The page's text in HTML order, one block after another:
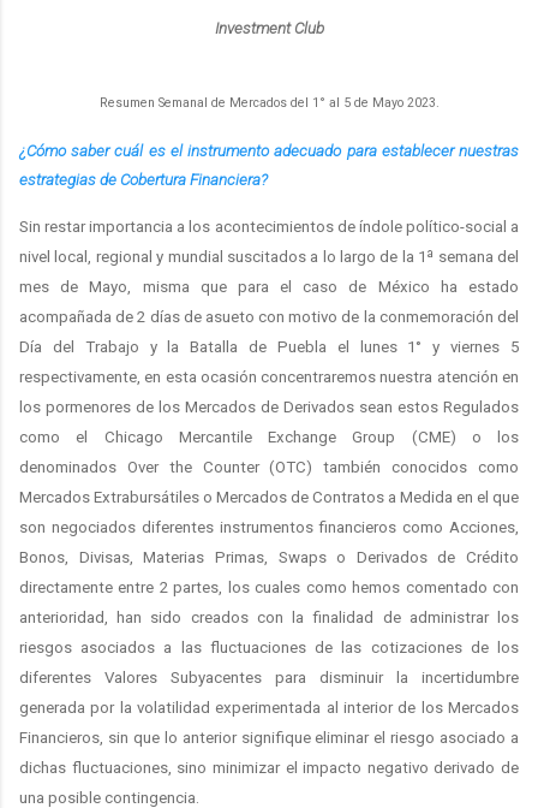
Investment Club
Resumen Semanal de Mercados del 1° al 5 de Mayo 2023.
¿Cómo saber cuál es el instrumento adecuado para establecer nuestras
estrategias de Cobertura Financiera?
Sin restar importancia a los acontecimientos de índole político-social a
nivel local, regional y mundial suscitados a lo largo de la 1ª semana del
mes de Mayo, misma que para el caso de México ha estado
acompañada de 2 días de asueto con motivo de la conmemoración del
Día del Trabajo y la Batalla de Puebla el lunes 1° y viernes 5
respectivamente, en esta ocasión concentraremos nuestra atención en
los pormenores de los Mercados de Derivados sean estos Regulados
como el Chicago Mercantile Exchange Group (CME) o los
denominados Over the Counter (OTC) también conocidos como
Mercados Extrabursátiles o Mercados de Contratos a Medida en el que
son negociados diferentes instrumentos financieros como Acciones,
Bonos, Divisas, Materias Primas, Swaps o Derivados de Crédito
directamente entre 2 partes, los cuales como hemos comentado con
anterioridad, han sido creados con la finalidad de administrar los
riesgos asociados a las fluctuaciones de las cotizaciones de los
diferentes Valores Subyacentes para disminuir la incertidumbre
generada por la volatilidad experimentada al interior de los Mercados
Financieros, sin que lo anterior signifique eliminar el riesgo asociado a
dichas fluctuaciones, sino minimizar el impacto negativo derivado de
una posible contingencia.